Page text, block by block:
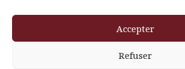
Accepter
Refuser
Themeisle